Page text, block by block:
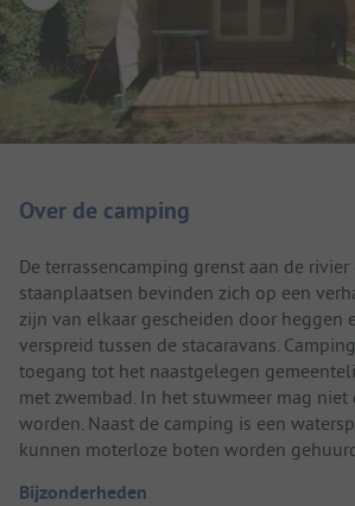
Over de camping
De terrassencamping grenst aan de rivier
staanplaatsen bevinden zich op een
zijn van elkaar gescheiden door heggen
verspreid tussen de stacaravans.
toegang tot het naastgelegen
met zwembad. In het stuwmeer mag niet
worden. Naast de camping is een
kunnen moterloze boten worden
Bijzonderheden